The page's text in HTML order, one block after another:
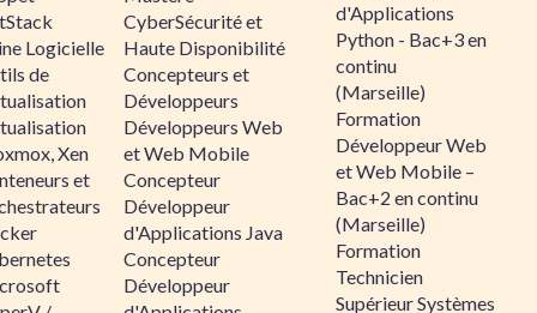
Logicielle
de
Xen
et
CyberSécurité et
Haute Disponibilité
Concepteurs et
Développeurs
Développeurs Web
et Web Mobile
Concepteur
Développeur
d'Applications Java
Concepteur
Développeur
d'Applications
Python - Bac+3 en
continu
(Marseille)
Formation
Développeur Web
et Web Mobile –
Bac+2 en continu
(Marseille)
Formation
Technicien
Supérieur Systèmes